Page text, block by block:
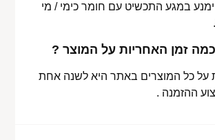
במגע התכשיט עם חומר כימי / מי
זמן האחריות על המוצר ?
על כל המוצרים באתר היא לשנה אחת
ההזמנה .